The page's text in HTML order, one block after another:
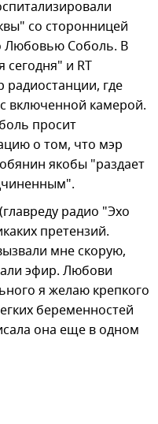
со сторонницей
Любовью Соболь. В
и RT
где
включенной камерой.
просит
о том, что мэр
якобы "раздает
радио "Эхо
претензий.
мне скорую,
эфир. Любови
я желаю крепкого
беременностей
она еще в одном